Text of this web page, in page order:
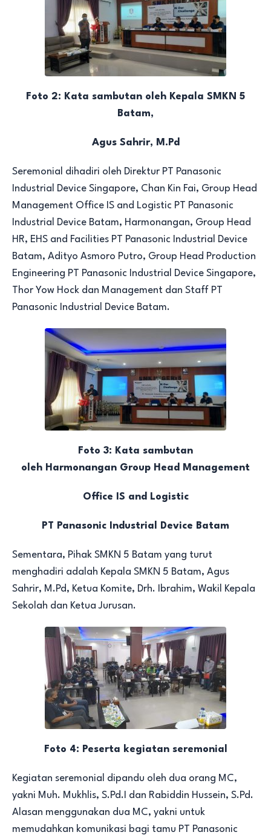
Foto 2: Kata sambutan oleh Kepala SMKN 5
Batam,
Agus Sahrir, M.Pd
Seremonial dihadiri oleh Direktur PT Panasonic
Industrial Device Singapore, Chan Kin Fai, Group Head
Management Office IS and Logistic PT Panasonic
Industrial Device Batam, Harmonangan, Group Head
HR, EHS and Facilities PT Panasonic Industrial Device
Batam, Adityo Asmoro Putro, Group Head Production
Engineering PT Panasonic Industrial Device Singapore,
Thor Yow Hock dan Management dan Staff PT
Panasonic Industrial Device Batam.
Foto 3: Kata sambutan
oleh Harmonangan Group Head Management
Office IS and Logistic
PT Panasonic Industrial Device Batam
Sementara, Pihak SMKN 5 Batam yang turut
menghadiri adalah Kepala SMKN 5 Batam, Agus
Sahrir, M.Pd, Ketua Komite, Drh. Ibrahim, Wakil Kepala
Sekolah dan Ketua Jurusan.
Foto 4: Peserta kegiatan seremonial
Kegiatan seremonial dipandu oleh dua orang MC,
yakni Muh. Mukhlis, S.Pd.I dan Rabiddin Hussein, S.Pd.
Alasan menggunakan dua MC, yakni untuk
memudahkan komunikasi bagi tamu PT Panasonic